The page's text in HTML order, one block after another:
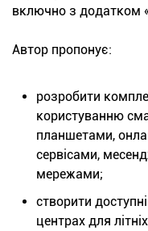
включно з додатком
Автор пропонує:
розробити
користуванню
планшетами,
сервісами,
мережами;
створити
центрах для